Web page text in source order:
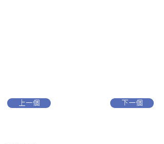
上一個 下一個